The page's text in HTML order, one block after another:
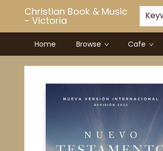
Christian Book & Music
- Victoria
Home Browse Cafe
Christian Book & Music - Victoria